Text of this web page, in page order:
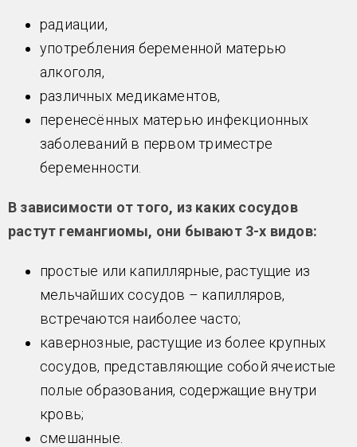
радиации,
употребления беременной матерью
алкоголя,
различных медикаментов,
перенесённых матерью инфекционных
заболеваний в первом триместре
беременности.
В зависимости от того, из каких сосудов
растут гемангиомы, они бывают 3-х видов:
простые или капиллярные, растущие из
мельчайших сосудов – капилляров,
встречаются наиболее часто;
кавернозные, растущие из более крупных
сосудов, представляющие собой ячеистые
полые образования, содержащие внутри
кровь;
смешанные.